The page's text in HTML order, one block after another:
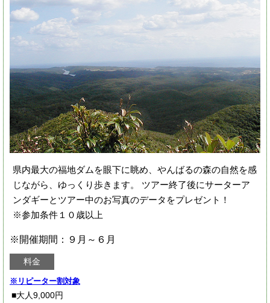
県内最大の福地ダムを眼下に眺め、やんばるの森の自然を感
じながら、ゆっくり歩きます。 ツアー終了後にサーターア
ンダギーとツアー中のお写真のデータをプレゼント！
※参加条件１０歳以上
※開催期間：９月～６月
料金
※リピーター割対象
■大人9,000円